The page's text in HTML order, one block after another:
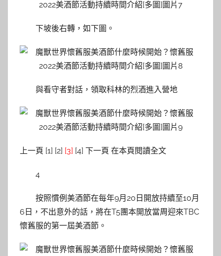
下坡後右轉，如下圖。
與看守者對話，領取科林的烈酒進入營地
上一頁 [1] [2] [3] [4] 下一頁 在本頁閱讀全文
4
按照慣例美酒節在每年9月20日開放持續至10月
6日，不出意外的話，將在T5團本開放當周迎來TBC
懷舊服的第一屆美酒節。